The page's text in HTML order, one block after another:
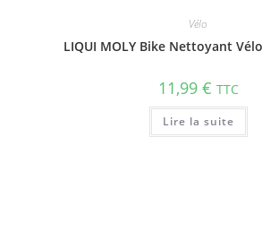
Vélo
LIQUI MOLY Bike Nettoyant
11,99 € TTC
Lire la suite